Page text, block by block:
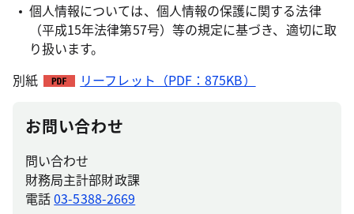
個人情報については、個人情報の保護に関する法律
（平成15年法律第57号）等の規定に基づき、適切に取
り扱います。
別紙
リーフレット（PDF：875KB）
お問い合わせ
問い合わせ
財務局主計部財政課
電話03-5388-2669